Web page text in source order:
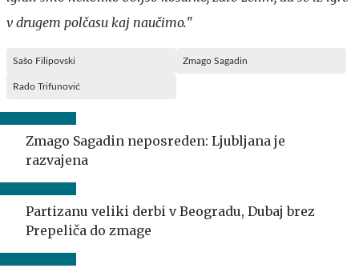
v drugem polčasu kaj naučimo."
Sašo Filipovski Zmago Sagadin
Rado Trifunović
Zmago Sagadin neposreden: Ljubljana je
razvajena
Partizanu veliki derbi v Beogradu, Dubaj brez
Prepeliča do zmage